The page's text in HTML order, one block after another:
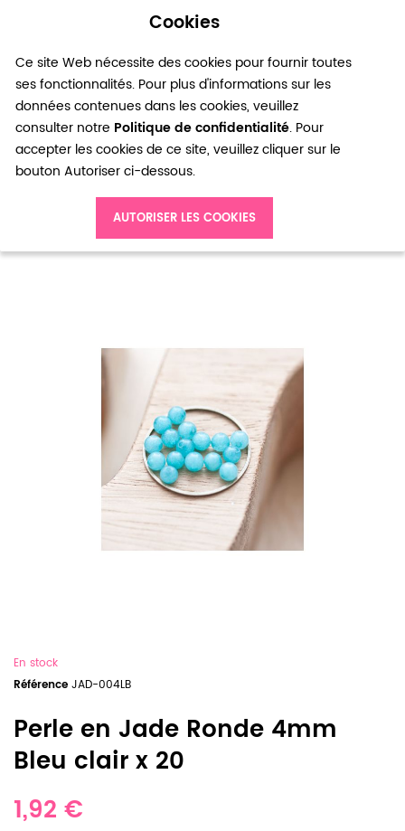
Cookies
Ce site Web nécessite des cookies pour fournir toutes
ses fonctionnalités. Pour plus d'informations sur les
données contenues dans les cookies, veuillez
consulter notre Politique de confidentialité. Pour
accepter les cookies de ce site, veuillez cliquer sur le
bouton Autoriser ci-dessous.
AUTORISER LES COOKIES
0
Perle en Jade Ronde 4mm Bleu clair x 20
En stock
Référence JAD-004LB
Perle en Jade Ronde 4mm
Bleu clair x 20
1,92 €